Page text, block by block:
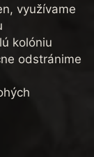
využívame
kolóniu
odstránime